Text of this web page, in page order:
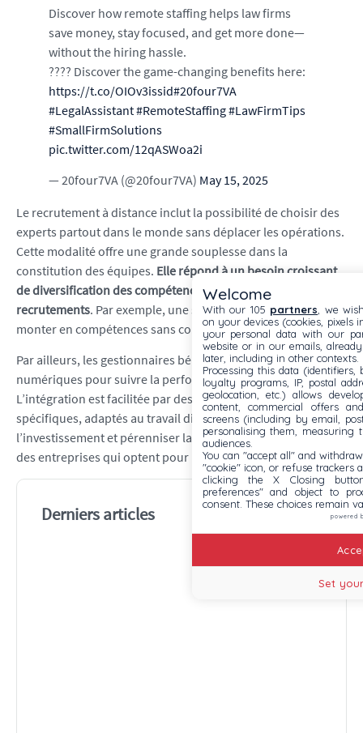
Discover how remote staffing helps law firms
save money, stay focused, and get more done—
without the hiring hassle.
???? Discover the game-changing benefits here:
https://t.co/OIOv3issid#20four7VA
#LegalAssistant#RemoteStaffing#LawFirmTips
#SmallFirmSolutions
pic.twitter.com/12qASWoa2i
— 20four7VA (@20four7VA) May 15, 2025
Le recrutement à distance inclut la possibilité de choisir des
experts partout dans le monde sans déplacer les opérations.
Cette modalité offre une grande souplesse dans la
constitution des équipes. Elle répond à un besoin croissant
de diversification des compétences et d’accélération des
recrutements. Par exemple, une startup peut rapidement
monter en compétences sans coûts fixes élevés.
Par ailleurs, les gestionnaires bénéficient d’outils
numériques pour suivre la performance en temps réel.
L’intégration est facilitée par des processus d’onboarding
spécifiques, adaptés au travail distant. De quoi sécuriser
l’investissement et pérenniser la stratégie de développement
des entreprises qui optent pour l’un de ces modèles !
Derniers articles
des
Welcome
With our 105 partners , we
on your devices (cookies, pixels
your personal data with our
website or in our emails,
later, including in other contexts.
Processing this data (identifiers,
loyalty programs, IP, postal
geolocation, etc.) allows
content, commercial offers
screens (including by email,
personalising them, measuring
audiences.
You can "accept all" and
"cookie" icon, or refuse trackers
clicking the X Closing
preferences" and object to
consent. These choices remain
powered
Set